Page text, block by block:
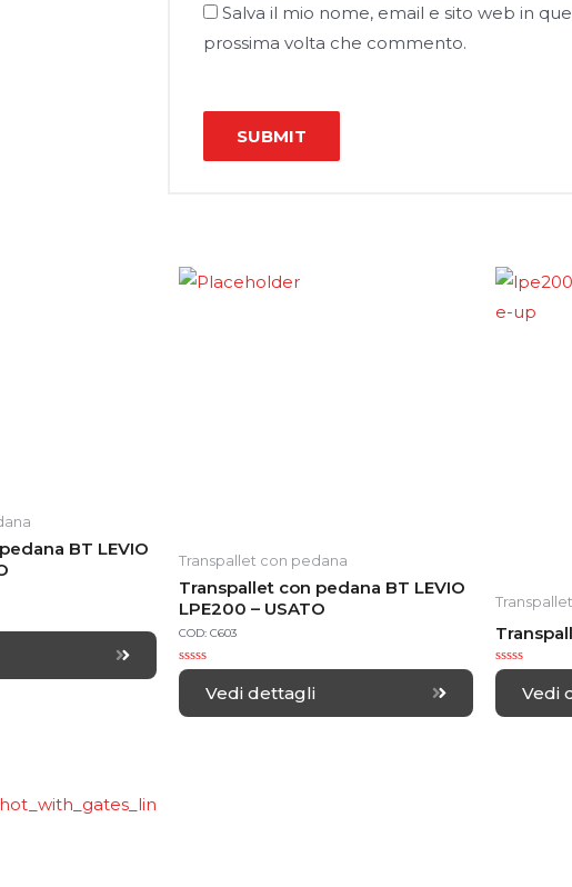
Salva il mio nome, email e sito web in
prossima volta che commento.
BT LEVIO
Transpallet con pedana
Transpallet con pedana BT LEVIO
LPE200 – USATO
COD: C603
R
e
Vedi dettagli
R
e
Vedi